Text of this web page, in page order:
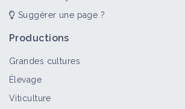
Suggérer une page ?
Productions
Grandes cultures
Élevage
Viticulture